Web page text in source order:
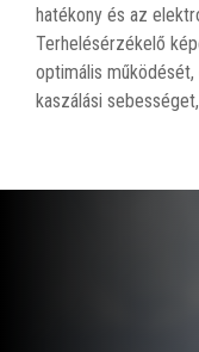
hatékony és az
Terhelésérzékelő
optimális
kaszálási